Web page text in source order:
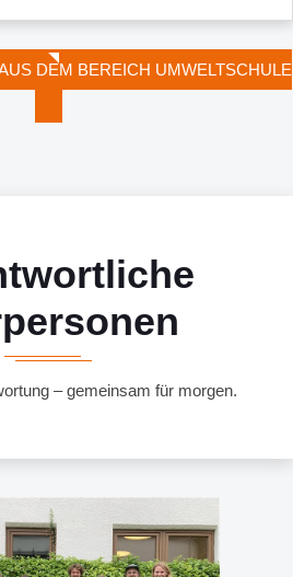
DEM BEREICH UMWELTSCHULE
– gemeinsam für morgen.